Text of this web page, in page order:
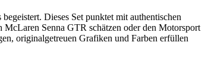
Dieses Set punktet mit authentischen
Senna GTR schätzen oder den Motorsport
originalgetreuen Grafiken und Farben erfüllen